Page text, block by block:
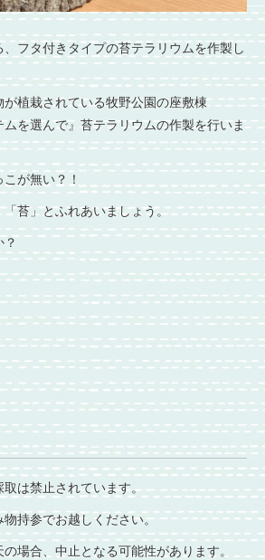
、フタ付きタイプの苔テラリウムを作製し
植栽されている牧野公園の座敷棟
ムを選んで』苔テラリウムの作製を行いま
が無い？！
苔」とふれあいましょう。
は禁止されています。
持参でお越しください。
場合、中止となる可能性があります。